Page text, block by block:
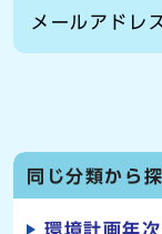
メールアドレ
同じ分類から
環境計画年